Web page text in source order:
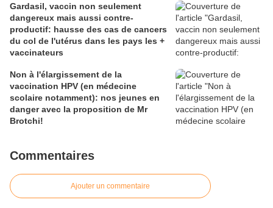
Gardasil, vaccin non seulement
dangereux mais aussi contre-
productif: hausse des cas de cancers
du col de l'utérus dans les pays les +
vaccinateurs
Non à l'élargissement de la
vaccination HPV (en médecine
scolaire notamment): nos jeunes en
danger avec la proposition de Mr
Brotchi!
Commentaires
Ajouter un commentaire